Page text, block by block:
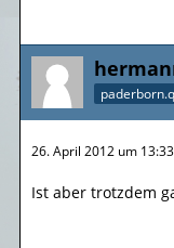
26. April 2012 um 13:33
Ist aber trotzdem